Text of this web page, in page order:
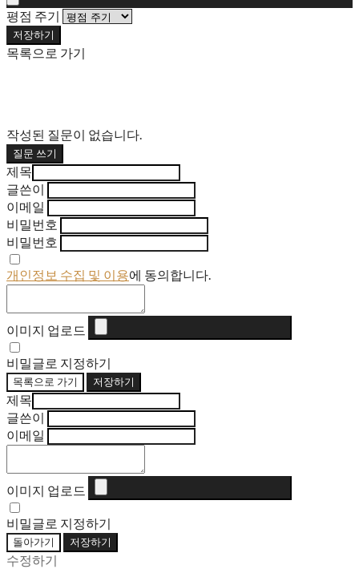
평점 주기
저장하기
목록으로 가기
작성된 질문이 없습니다.
질문 쓰기
제목
글쓴이
이메일
비밀번호
비밀번호
개인정보 수집 및 이용에 동의합니다.
이미지 업로드
비밀글로 지정하기
목록으로 가기 저장하기
제목
글쓴이
이메일
이미지 업로드
비밀글로 지정하기
돌아가기 저장하기
수정하기